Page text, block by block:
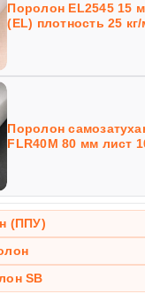
Поролон EL2545 15
(EL) плотность 25 кг/
Поролон
FLR40M 80 мм лист
(ППУ)
SB